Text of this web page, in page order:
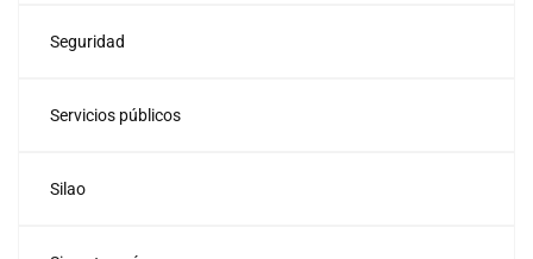
Seguridad
Servicios públicos
Silao